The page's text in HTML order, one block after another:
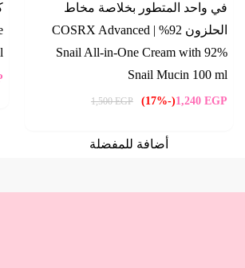
في واحد المتطور بخلاصة مخاط
الحلزون 92% | COSRX Advanced
Snail All-in-One Cream with 92%
Snail Mucin 100 ml
1,240 EGP
(-17%)
1,500EGP
أضافة للمفضلة